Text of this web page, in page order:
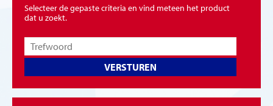
Selecteer de gepaste criteria en vind meteen het product
dat u zoekt.
VERSTUREN